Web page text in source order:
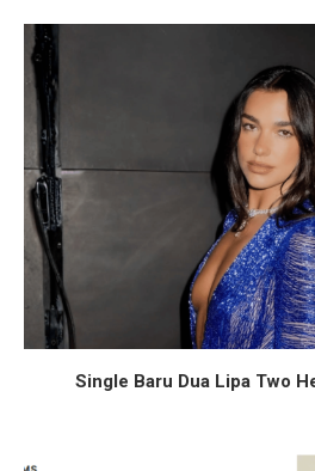
Single Baru Dua Lipa Two